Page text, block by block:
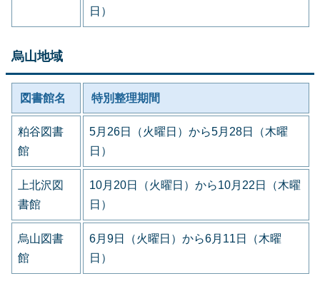
日）
烏山地域
図書館名 特別整理期間
粕谷図書
館
5月26日（火曜日）から5月28日（木曜
日）
上北沢図
書館
10月20日（火曜日）から10月22日（木曜
日）
烏山図書
館
6月9日（火曜日）から6月11日（木曜
日）